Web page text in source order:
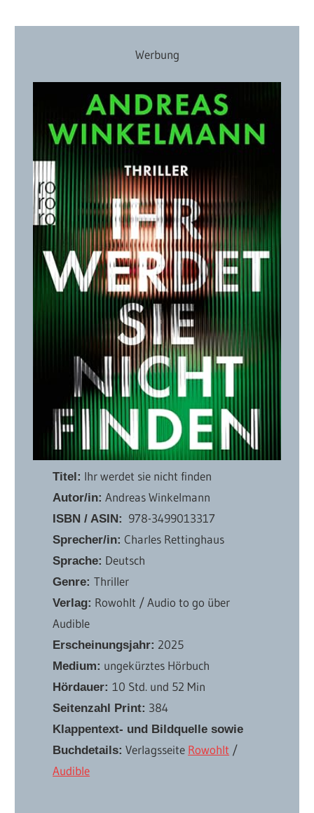
Werbung
Titel: Ihr werdet sie nicht finden
Autor/in: Andreas Winkelmann
ISBN / ASIN: ‎ 978-3499013317
Sprecher/in: Charles Rettinghaus
Sprache: Deutsch
Genre:Thriller
Verlag: Rowohlt / Audio to go über
Audible
Erscheinungsjahr: 2025
Medium: ungekürztes Hörbuch
Hördauer:10 Std. und 52 Min
Seitenzahl Print: 384
Klappentext- und Bildquelle sowie
Buchdetails: Verlagsseite Rowohlt /
Audible